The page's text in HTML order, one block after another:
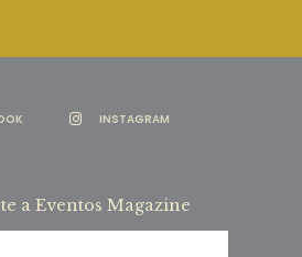
INSTAGRAM
a Eventos Magazine